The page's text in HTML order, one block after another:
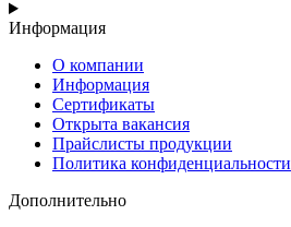
Информация
О компании
Информация
Сертификаты
Открыта вакансия
Прайслисты продукции
Политика конфиденциальности
Дополнительно